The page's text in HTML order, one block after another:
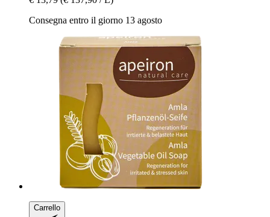
Consegna entro il giorno 13 agosto
Carrello